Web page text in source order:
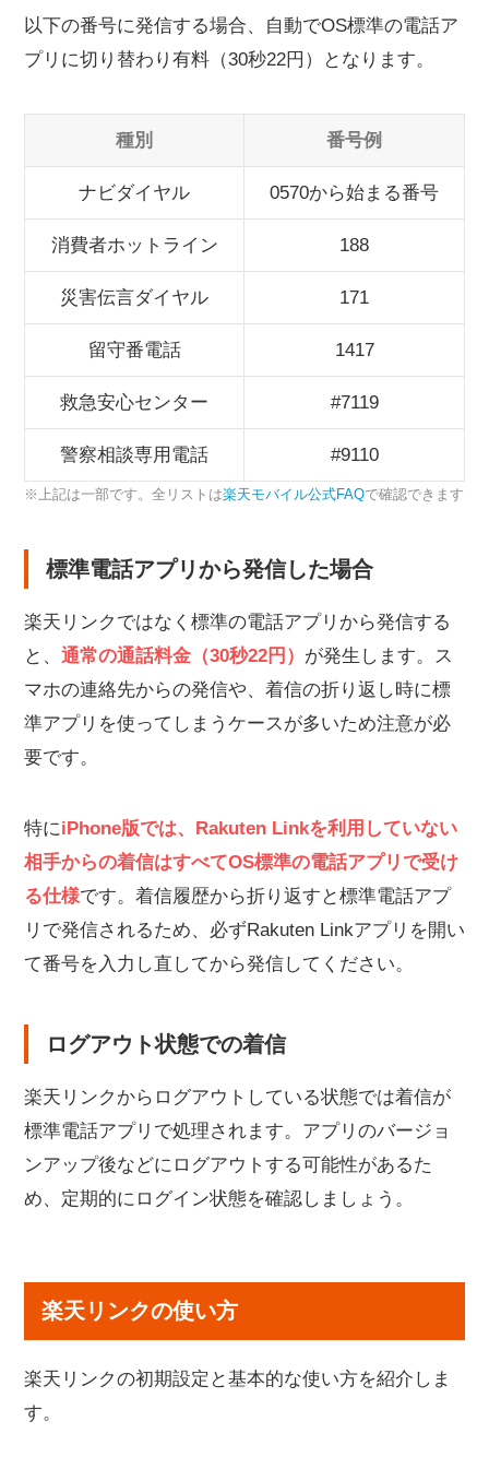
以下の番号に発信する場合、自動でOS標準の電話ア
プリに切り替わり有料（30秒22円）となります。
種別 番号例
ナビダイヤル 0570から始まる番号
消費者ホットライン 188
災害伝言ダイヤル 171
留守番電話 1417
救急安心センター #7119
警察相談専用電話 #9110
※上記は一部です。全リストは楽天モバイル公式FAQで確認できます
標準電話アプリから発信した場合
楽天リンクではなく標準の電話アプリから発信する
と、 通常の通話料金（30秒22円） が発生します。ス
マホの連絡先からの発信や、着信の折り返し時に標
準アプリを使ってしまうケースが多いため注意が必
要です。
特にiPhone版では、Rakuten Linkを利用していない
相手からの着信はすべてOS標準の電話アプリで受け
る仕様です。着信履歴から折り返すと標準電話アプ
リで発信されるため、必ずRakuten Linkアプリを開い
て番号を入力し直してから発信してください。
ログアウト状態での着信
楽天リンクからログアウトしている状態では着信が
標準電話アプリで処理されます。アプリのバージョ
ンアップ後などにログアウトする可能性があるた
め、定期的にログイン状態を確認しましょう。
楽天リンクの使い方
楽天リンクの初期設定と基本的な使い方を紹介しま
す。